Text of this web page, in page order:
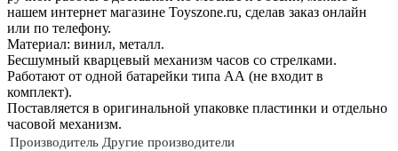
нашем интернет магазине Toyszone.ru, сделав заказ онлайн
или по телефону.
Материал: винил, металл.
Бесшумный кварцевый механизм часов со стрелками.
Работают от одной батарейки типа АА (не входит в
комплект).
Поставляется в оригинальной упаковке пластинки и отдельно
часовой механизм.
Производитель Другие производители